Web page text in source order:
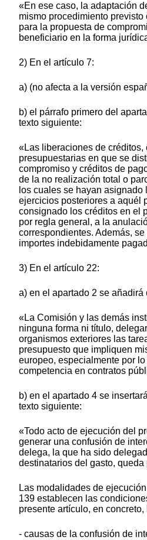
«En ese caso, la adaptación
mismo procedimiento
para la propuesta de
beneficiario en la forma
2) En el artículo 7:
a) (no afecta a la versión
b) el párrafo primero del
texto siguiente:
«Las liberaciones de créditos,
presupuestarias en que se
compromiso y créditos de
de la no realización total o
los cuales se hayan asignado
ejercicios posteriores a aquél
consignado los créditos en el
por regla general, a la
correspondientes. Además,
importes indebidamente
3) En el artículo 22:
a) en el apartado 2 se añadirá
«La Comisión y las demás
ninguna forma ni título,
organismos exteriores las
presupuesto que impliquen
europeo, especialmente por
competencia en contratos
b) en el apartado 4 se
texto siguiente:
«Todo acto de ejecución del
generar una confusión de
delega, la que ha sido
destinatarios del gasto, queda
Las modalidades de
139 establecen las
presente artículo, en
- causas de la confusión de